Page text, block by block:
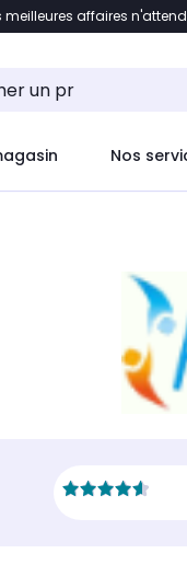
au contenu
meilleures affaires
Nos